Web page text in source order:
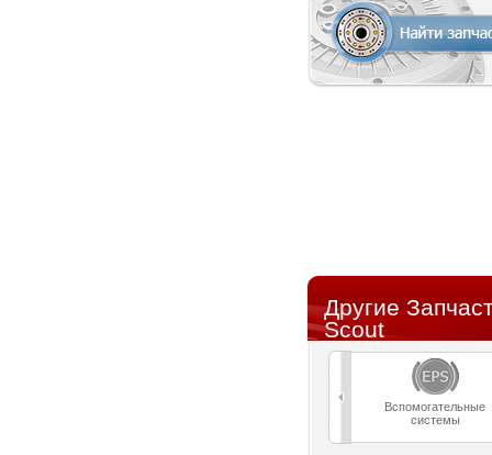
Другие
Scout
Вспомогательные
системы